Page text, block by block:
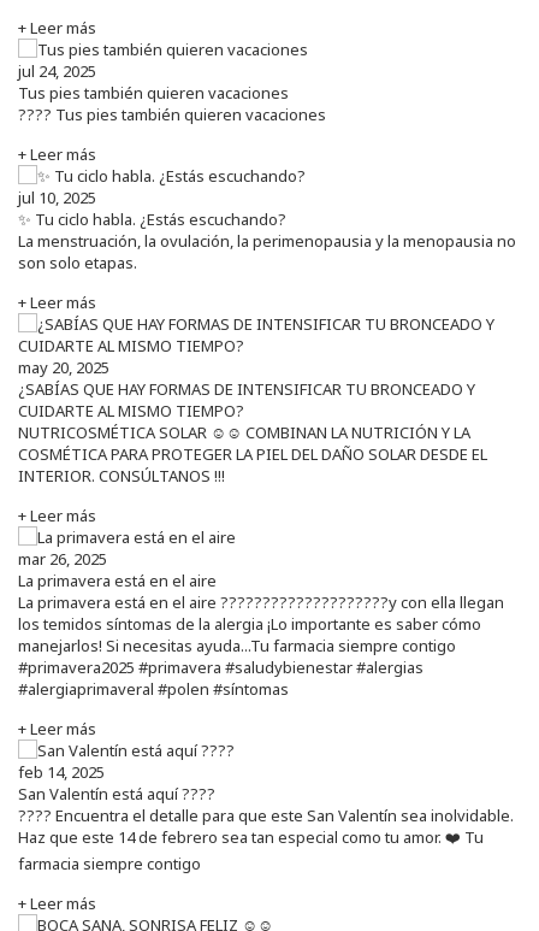
+ Leer más
jul 24, 2025
Tus pies también quieren vacaciones
???? Tus pies también quieren vacaciones
+ Leer más
jul 10, 2025
✨ Tu ciclo habla. ¿Estás escuchando?
La menstruación, la ovulación, la perimenopausia y la menopausia no
son solo etapas.
+ Leer más
may 20, 2025
¿SABÍAS QUE HAY FORMAS DE INTENSIFICAR TU BRONCEADO Y
CUIDARTE AL MISMO TIEMPO?
NUTRICOSMÉTICA SOLAR ☺️☺️ COMBINAN LA NUTRICIÓN Y LA
COSMÉTICA PARA PROTEGER LA PIEL DEL DAÑO SOLAR DESDE EL
INTERIOR. CONSÚLTANOS !!!
+ Leer más
mar 26, 2025
La primavera está en el aire
La primavera está en el aire ????????????????????y con ella llegan
los temidos síntomas de la alergia ¡Lo importante es saber cómo
manejarlos! Si necesitas ayuda...Tu farmacia siempre contigo
#primavera2025 #primavera #saludybienestar #alergias
#alergiaprimaveral #polen #síntomas
+ Leer más
feb 14, 2025
San Valentín está aquí ????
???? Encuentra el detalle para que este San Valentín sea inolvidable.
Haz que este 14 de febrero sea tan especial como tu amor. ❤️ Tu
farmacia siempre contigo
+ Leer más